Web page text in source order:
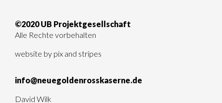
©2020 UB Projektgesellschaft
Alle Rechte vorbehalten
website by pix and stripes
info@neuegoldenrosskaserne.de
David Wilk